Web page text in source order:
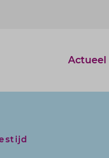
Actueel